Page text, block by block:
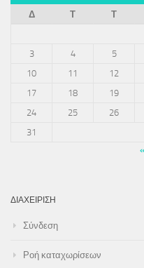
Δ
Τ Τ
3
4 5
10
11 12
17
18 19
24
25 26
31
ΔΙΑΧΕΊΡΙΣΗ
Σύνδεση
Ροή καταχωρίσεων